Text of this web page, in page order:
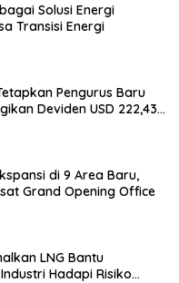
Solusi Energi
Transisi Energi
Pengurus Baru
Deviden USD 222,43
di 9 Area Baru,
Grand Opening Office
LNG Bantu
Hadapi Risiko